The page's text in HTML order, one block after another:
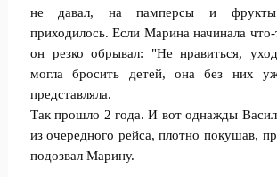
не давал, на памперсы и фрукты
приходилось. Если Марина начинала что-
он резко обрывал: "Не нравиться,
могла бросить детей, она без них
представляла.
Так прошло 2 года. И вот однажды
из очередного рейса, плотно покушав,
подозвал Марину.